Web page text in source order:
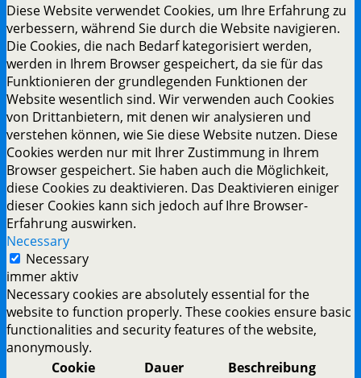
Diese Website verwendet Cookies, um Ihre Erfahrung zu
verbessern, während Sie durch die Website navigieren.
Die Cookies, die nach Bedarf kategorisiert werden,
werden in Ihrem Browser gespeichert, da sie für das
Funktionieren der grundlegenden Funktionen der
Website wesentlich sind. Wir verwenden auch Cookies
von Drittanbietern, mit denen wir analysieren und
verstehen können, wie Sie diese Website nutzen. Diese
Cookies werden nur mit Ihrer Zustimmung in Ihrem
Browser gespeichert. Sie haben auch die Möglichkeit,
diese Cookies zu deaktivieren. Das Deaktivieren einiger
dieser Cookies kann sich jedoch auf Ihre Browser-
Erfahrung auswirken.
Necessary
Necessary
immer aktiv
Necessary cookies are absolutely essential for the
website to function properly. These cookies ensure basic
functionalities and security features of the website,
anonymously.
Cookie
Dauer Beschreibung